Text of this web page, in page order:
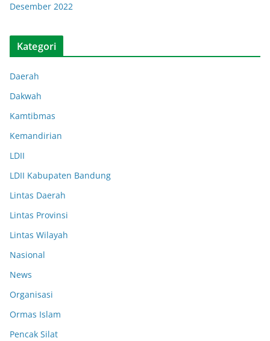
Desember 2022
Kategori
Daerah
Dakwah
Kamtibmas
Kemandirian
LDII
LDII Kabupaten Bandung
Lintas Daerah
Lintas Provinsi
Lintas Wilayah
Nasional
News
Organisasi
Ormas Islam
Pencak Silat